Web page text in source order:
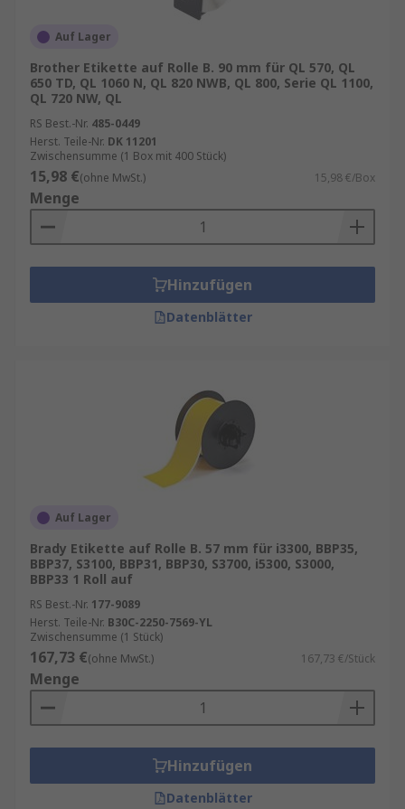
Auf Lager
Brother Etikette auf Rolle B. 90 mm für QL 570, QL
650 TD, QL 1060 N, QL 820 NWB, QL 800, Serie QL 1100,
QL 720 NW, QL
RS Best.-Nr. 485-0449
Herst. Teile-Nr. DK 11201
Zwischensumme (1 Box mit 400 Stück)
15,98 €(ohne MwSt.) 15,98 €/Box
Menge
Hinzufügen
Datenblätter
Auf Lager
Brady Etikette auf Rolle B. 57 mm für i3300, BBP35,
BBP37, S3100, BBP31, BBP30, S3700, i5300, S3000,
BBP33 1 Roll auf
RS Best.-Nr. 177-9089
Herst. Teile-Nr. B30C-2250-7569-YL
Zwischensumme (1 Stück)
167,73 €(ohne MwSt.) 167,73 €/Stück
Menge
Hinzufügen
Datenblätter